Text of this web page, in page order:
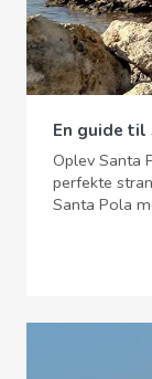
En guide til
Oplev Santa
perfekte
Santa Pola